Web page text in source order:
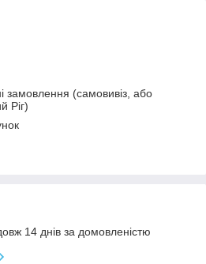
замовлення (самовивіз, або
Ріг)
14 днів за домовленістю